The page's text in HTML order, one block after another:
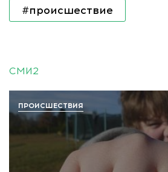
#происшествие
СМИ2
ПРОИСШЕСТВИЯ